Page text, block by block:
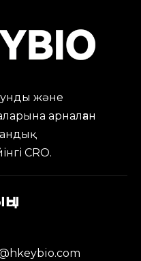
және
арналған
CRO.